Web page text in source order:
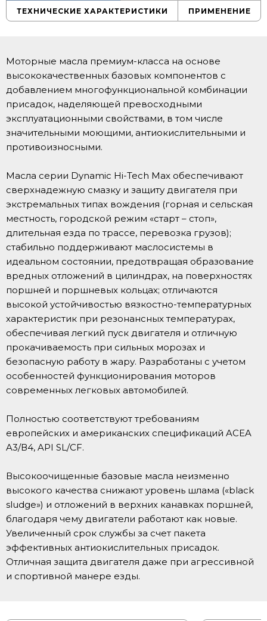
ТЕХНИЧЕСКИЕ ХАРАКТЕРИСТИКИ ПРИМЕНЕНИЕ
Моторные масла премиум-класса на основе
высококачественных базовых компонентов с
добавлением многофункциональной комбинации
присадок, наделяющей превосходными
эксплуатационными свойствами, в том числе
значительными моющими, антиокислительными и
противоизносными.
Масла серии Dynamic Hi-Tech Max обеспечивают
сверхнадежную смазку и защиту двигателя при
экстремальных типах вождения (горная и сельская
местность, городской режим «старт – стоп»,
длительная езда по трассе, перевозка грузов);
стабильно поддерживают маслосистемы в
идеальном состоянии, предотвращая образование
вредных отложений в цилиндрах, на поверхностях
поршней и поршневых кольцах; отличаются
высокой устойчивостью вязкостно-температурных
характеристик при резонансных температурах,
обеспечивая легкий пуск двигателя и отличную
прокачиваемость при сильных морозах и
безопасную работу в жару. Разработаны с учетом
особенностей функционирования моторов
современных легковых автомобилей.
Полностью соответствуют требованиям
европейских и американских спецификаций ACEA
A3/В4, API SL/CF.
Высокоочищенные базовые масла неизменно
высокого качества снижают уровень шлама («black
sludge») и отложений в верхних канавках поршней,
благодаря чему двигатели работают как новые.
Увеличенный срок службы за счет пакета
эффективных антиокислительных присадок.
Отличная защита двигателя даже при агрессивной
и спортивной манере езды.